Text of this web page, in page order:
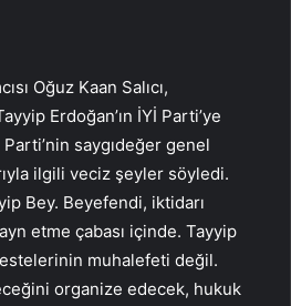
Oğuz Kaan Salıcı,
Erdoğan’ın İYİ Parti’ye
saygıdeğer genel
ilgili veciz şeyler söyledi.
Bey. Beyefendi, iktidarı
etme çabası içinde. Tayyip
muhalefeti değil.
organize edecek, hukuk